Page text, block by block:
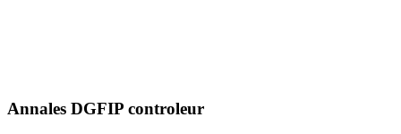
Annales DGFIP controleur